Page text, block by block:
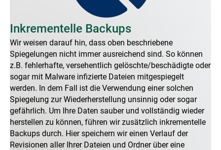
Inkrementelle Backups
Wir weisen darauf hin, dass oben beschriebene
Spiegelungen nicht immer ausreichend sind. So können
z.B. fehlerhafte, versehentlich gelöschte/beschädigte oder
sogar mit Malware infizierte Dateien mitgespiegelt
werden. In dem Fall ist die Verwendung einer solchen
Spiegelung zur Wiederherstellung unsinnig oder sogar
gefährlich. Um Ihre Daten sauber und vollständig wieder
herstellen zu können, führen wir zusätzlich inkrementelle
Backups durch. Hier speichern wir einen Verlauf der
Revisionen aller Ihrer Dateien und Ordner über eine